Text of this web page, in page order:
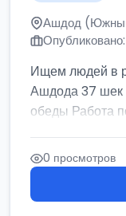
Ашдод
Ищем людей в
Ашдода 37
обеды Работа
0 просмотров